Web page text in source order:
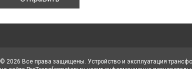
© 2026 Все права защищены. Устройство и эксплуатация